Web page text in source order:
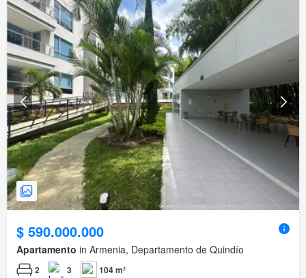
$ 590.000.000
Apartamento in Armenia, Departamento de Quindío
2 3 104 m²